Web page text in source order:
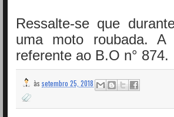
Ressalte-se que
uma moto roubada.
referente ao B.O n° 874.
às setembro 25, 2018